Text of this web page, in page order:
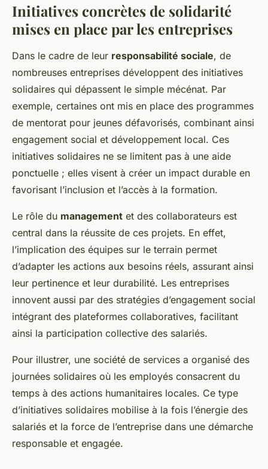
Initiatives concrètes de solidarité
mises en place par les entreprises
Dans le cadre de leur responsabilité sociale, de
nombreuses entreprises développent des initiatives
solidaires qui dépassent le simple mécénat. Par
exemple, certaines ont mis en place des programmes
de mentorat pour jeunes défavorisés, combinant ainsi
engagement social et développement local. Ces
initiatives solidaires ne se limitent pas à une aide
ponctuelle ; elles visent à créer un impact durable en
favorisant l’inclusion et l’accès à la formation.
Le rôle du management et des collaborateurs est
central dans la réussite de ces projets. En effet,
l’implication des équipes sur le terrain permet
d’adapter les actions aux besoins réels, assurant ainsi
leur pertinence et leur durabilité. Les entreprises
innovent aussi par des stratégies d’engagement social
intégrant des plateformes collaboratives, facilitant
ainsi la participation collective des salariés.
Pour illustrer, une société de services a organisé des
journées solidaires où les employés consacrent du
temps à des actions humanitaires locales. Ce type
d’initiatives solidaires mobilise à la fois l’énergie des
salariés et la force de l’entreprise dans une démarche
responsable et engagée.